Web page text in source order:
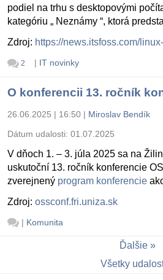
podiel na trhu s desktopovými
kategóriu „ Neznámy “, ktorá
Zdroj: https://news.itsfoss.com/
2 | IT novinky
O konferencii 13. ročník
26.06.2025 | 16:50 | Miroslav Bendík
Dátum udalosti: 01.07.2025
V dňoch 1. – 3. júla 2025 sa na
uskutoční 13. ročník konferencie
zverejnený program konferencie
Zdroj: ossconf.fri.uniza.sk
| Komunita
Ďalšie
Všetky